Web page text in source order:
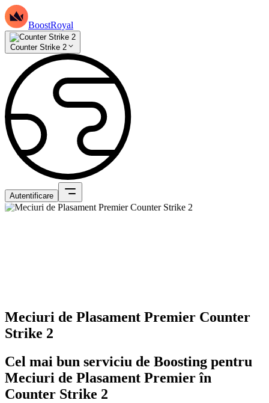
BoostRoyal
Counter Strike 2
Autentificare
Meciuri de Plasament Premier Counter
Strike 2
Cel mai bun serviciu de Boosting pentru
Meciuri de Plasament Premier în
Counter Strike 2